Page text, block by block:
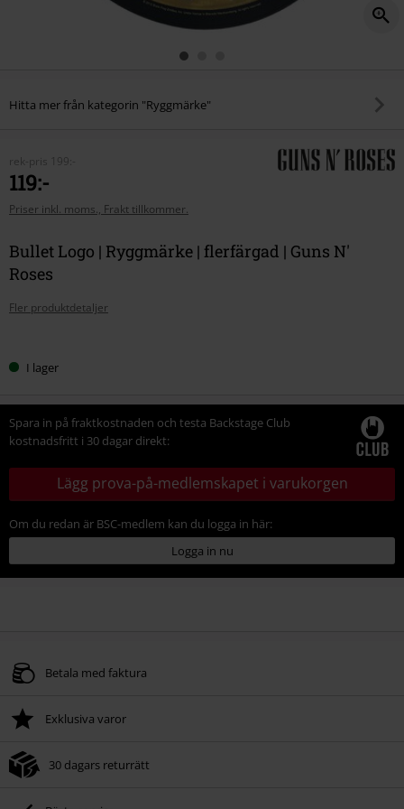
Hitta mer från kategorin "Ryggmärke"
rek-pris 199:-
119:-
Priser inkl. moms., Frakt tillkommer.
Bullet Logo | Ryggmärke | flerfärgad | Guns N'
Roses
Fler produktdetaljer
dinI lager
Spara in på fraktkostnaden och testa Backstage Club
kostnadsfritt i 30 dagar direkt:
Lägg prova-på-medlemskapet i varukorgen
Om du redan är BSC-medlem kan du logga in här:
Logga in nu
Betala med faktura
Exklusiva varor
30 dagars returrätt